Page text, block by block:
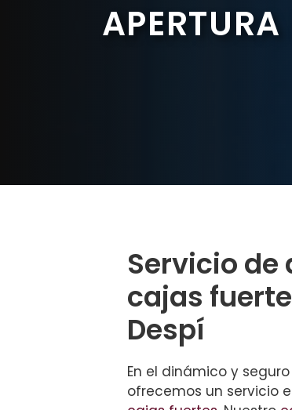
Servicio de
cajas
Despí
En el dinámico y
ofrecemos un servicio